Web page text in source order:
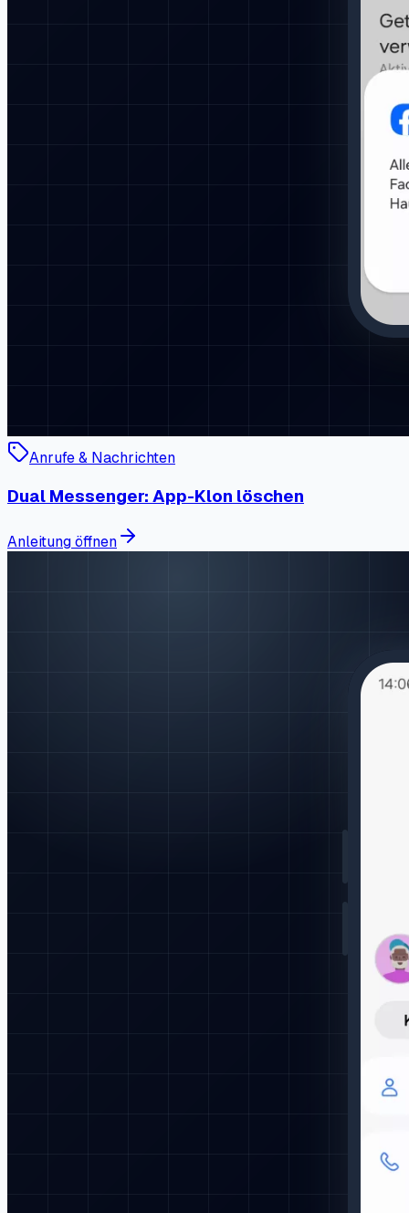
Anrufe & Nachrichten
Dual Messenger: App-Klon löschen
Anleitung öffnen